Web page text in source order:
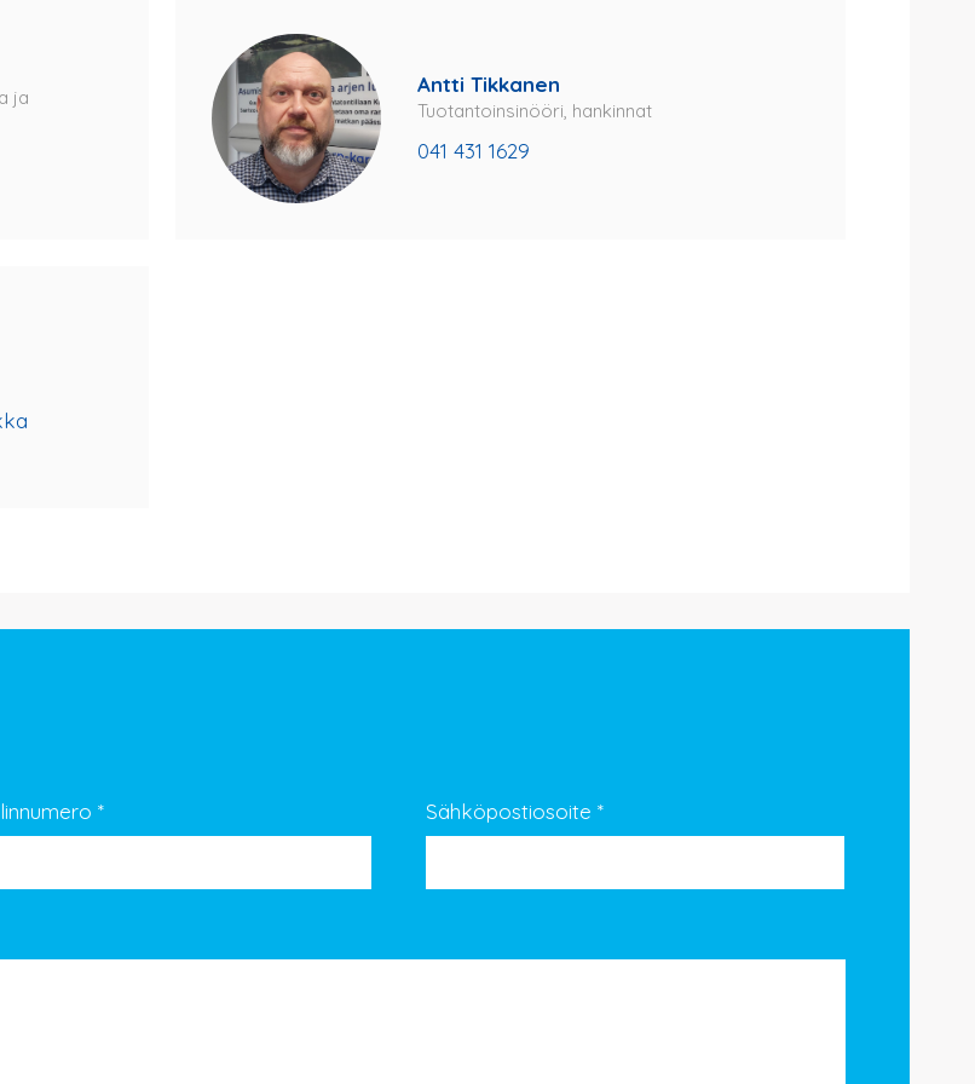
ja
Antti Tikkanen
Tuotantoinsinööri, hankinnat
041 431 1629
* Sähköpostiosoite*